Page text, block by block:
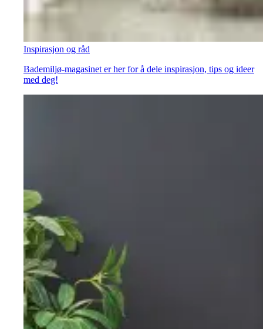
Inspirasjon og råd
Bademiljø-magasinet er her for å dele inspirasjon, tips og ideer
med deg!